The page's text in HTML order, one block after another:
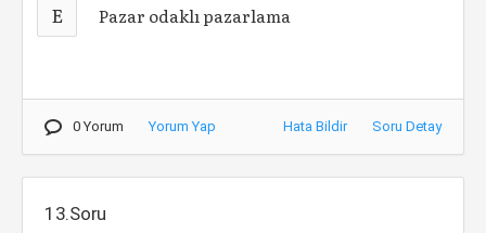
E Pazar odaklı pazarlama
0 Yorum Yorum Yap Hata Bildir Soru Detay
13.Soru